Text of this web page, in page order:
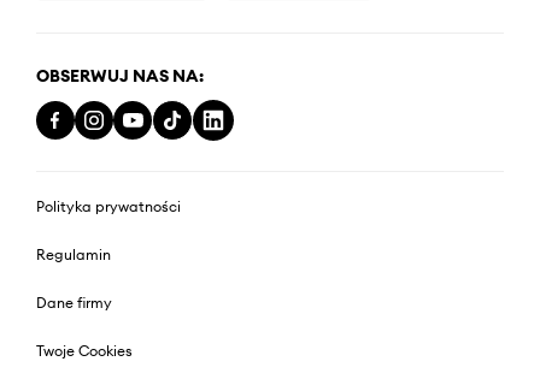
OBSERWUJ NAS NA:
Polityka prywatności
Regulamin
Dane firmy
Twoje Cookies